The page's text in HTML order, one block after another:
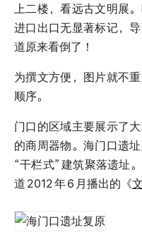
上二楼，看远古文明展
进口出口无显著标记，
道原来看倒了！
为撰文方便，图片就不
顺序。
门口的区域主要展示了
的商周器物。海门口遗
“干栏式” 建筑聚落遗址
道 2012年6 月播出的《